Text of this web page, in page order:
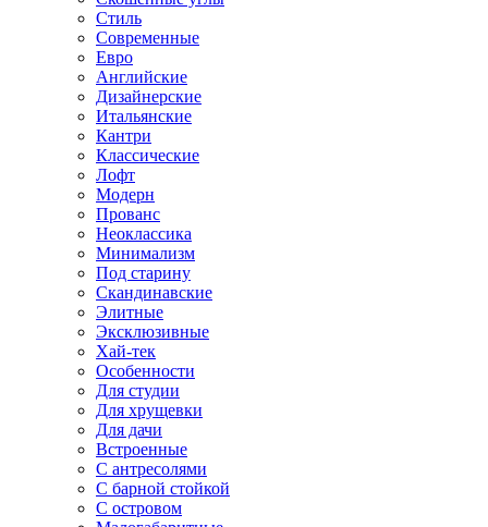
Стиль
Современные
Евро
Английские
Дизайнерские
Итальянские
Кантри
Классические
Лофт
Модерн
Прованс
Неоклассика
Минимализм
Под старину
Скандинавские
Элитные
Эксклюзивные
Хай-тек
Особенности
Для студии
Для хрущевки
Для дачи
Встроенные
С антресолями
С барной стойкой
С островом